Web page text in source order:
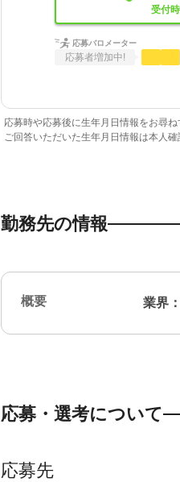
受付
応募バロメーター
応募者増加中!
応募時や応募後に生年月日情報をお尋
ご回答いただいた生年月日情報は本人
勤務先の情報
概要 業界：
応募・選考について
応募先